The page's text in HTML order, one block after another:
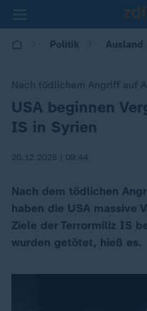
Politik Ausland
Nach tödlichem Angriff auf
:USA beginnen
IS in Syrien
20.12.2025 | 09:44
Nach dem tödlichen
haben die USA massive
Ziele der Terrormiliz IS
wurden getötet, hieß es.